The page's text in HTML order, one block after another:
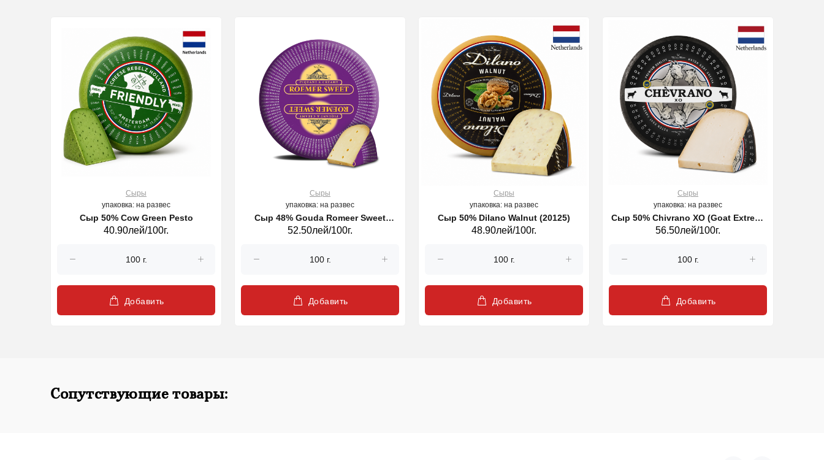
Сыры
упаковка: на развес
Сыр 50% Cow Green Pesto
40.90лей/100г.
Добавить
Сыры
упаковка: на развес
Сыр 48% Gouda Romeer Sweet
(30124)
52.50лей/100г.
Добавить
Сыры
упаковка: на развес
Сыр 50% Dilano Walnut (20125)
48.90лей/100г.
Добавить
Сыры
упаковка: на развес
Сыр 50% Chivrano XO (Goat Extrem)
(24014)
56.50лей/100г.
Добавить
Сопутствующие товары: